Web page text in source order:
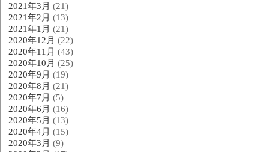
2021年3月 (21)
2021年2月 (13)
2021年1月 (21)
2020年12月 (22)
2020年11月 (43)
2020年10月 (25)
2020年9月 (19)
2020年8月 (21)
2020年7月 (5)
2020年6月 (16)
2020年5月 (13)
2020年4月 (15)
2020年3月 (9)